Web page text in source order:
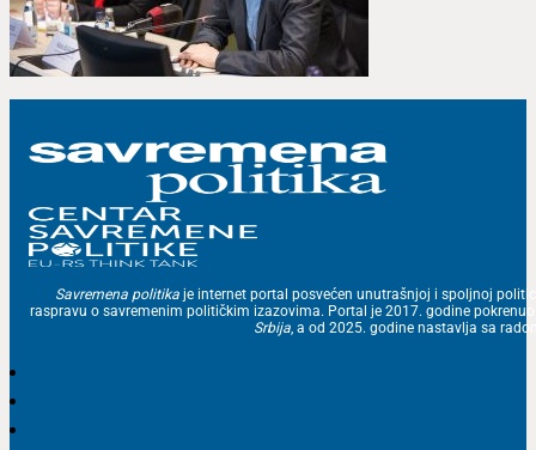
Savremena politika je internet portal posvećen unutrašnjoj i spoljnoj
raspravu o savremenim političkim izazovima. Portal je 2017. godine
Srbija, a od 2025. godine nastavlja sa